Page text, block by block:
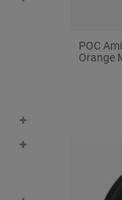
POC
Orange